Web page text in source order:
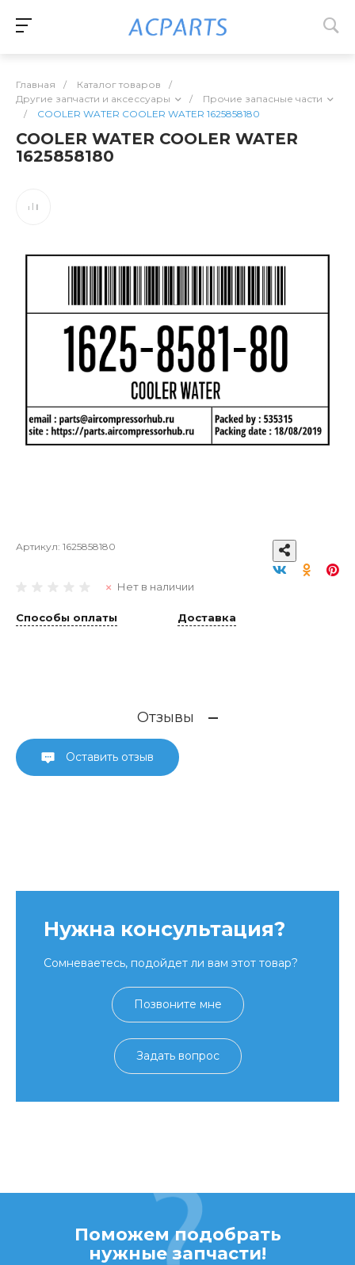
Главная / Каталог товаров
/
Другие запчасти и аксессуары
/
Прочие запасные части
/
COOLER WATER COOLER WATER 1625858180
COOLER WATER COOLER WATER
1625858180
Артикул: 1625858180
Нет в наличии
Способы оплаты Доставка
Отзывы
Оставить отзыв
Нужна консультация?
Сомневаетесь, подойдет ли вам этот товар?
Позвоните мне
Задать вопрос
Поможем подобрать
нужные запчасти!